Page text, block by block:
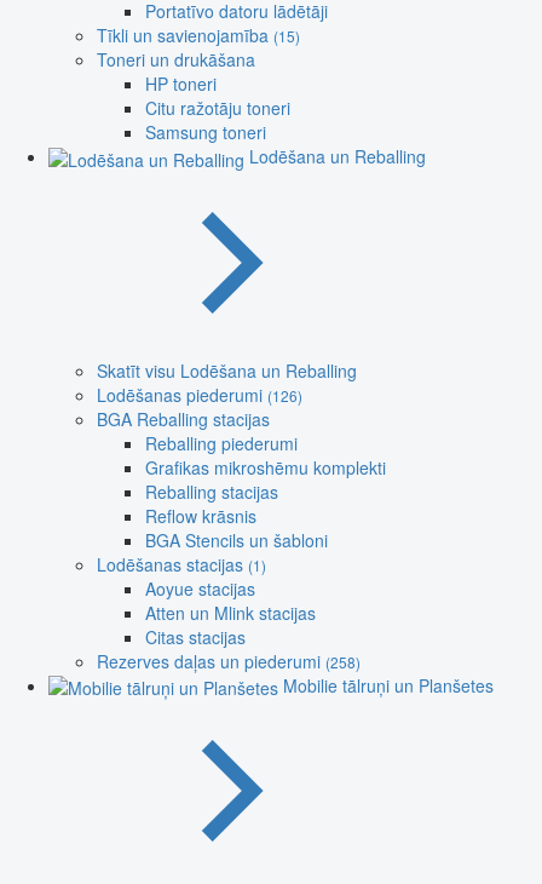
Portatīvo datoru lādētāji
Tīkli un savienojamība (15)
Toneri un drukāšana
HP toneri
Citu ražotāju toneri
Samsung toneri
Lodēšana un Reballing
Skatīt visu Lodēšana un Reballing
Lodēšanas piederumi (126)
BGA Reballing stacijas
Reballing piederumi
Grafikas mikroshēmu komplekti
Reballing stacijas
Reflow krāsnis
BGA Stencils un šabloni
Lodēšanas stacijas (1)
Aoyue stacijas
Atten un Mlink stacijas
Citas stacijas
Rezerves daļas un piederumi (258)
Mobilie tālruņi un Planšetes